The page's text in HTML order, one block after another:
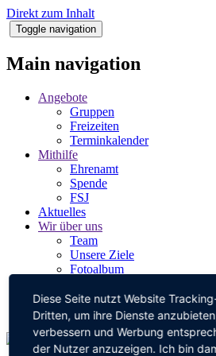
Direkt zum Inhalt
Toggle navigation
Main navigation
Angebote
Gruppen
Freizeiten
Terminkalender
Mithilfe
Ehrenamt
Spende
FSJ
Aktuelles
Wir über uns
Team
Unsere Ziele
Fotoalbum
Kontakt
Förderverein
Diese Seite nutzt Website
Dritten, um ihre Dienste
verbessern und Werbung
der Nutzer anzuzeigen. Ich bin